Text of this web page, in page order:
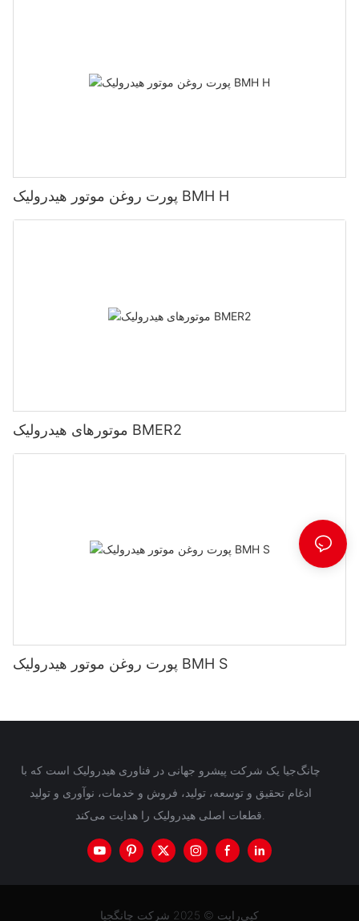
پورت روغن موتور هیدرولیک BMH H
موتورهای هیدرولیک BMER2
پورت روغن موتور هیدرولیک BMH S
چانگ‌جیا یک شرکت پیشرو جهانی در فناوری هیدرولیک است که با
ادغام تحقیق و توسعه، تولید، فروش و خدمات، نوآوری و تولید
کپی‌رایت © 2025 شرکت چانگجیا